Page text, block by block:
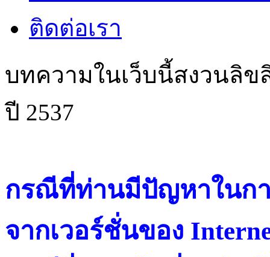
ติดต่อเรา
บทความในเว็บนี้สงวนลิ
ปี 2537
กรณีที่ท่านมีปัญหาในกา
จากเวอร์ชั่นของ